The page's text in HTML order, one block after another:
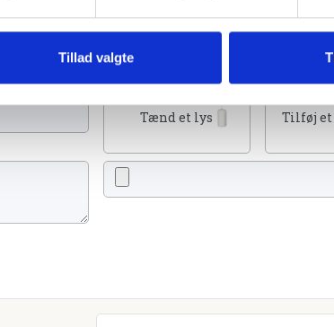
Tillad valgte
et mindeord,
Tænd et lys Tilføj